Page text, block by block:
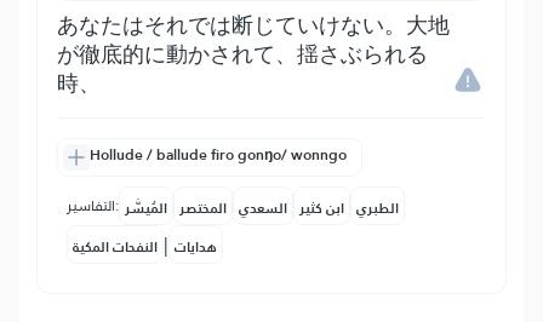
あなたはそれでは断じていけない。大地
が徹底的に動かされて、揺さぶられる
時、
Hollude / ballude firo gonŋo/ wonngo
التفاسير: المُيسَّر المختصر السعدي ابن كثير الطبري
النفحات المكية | هدايات